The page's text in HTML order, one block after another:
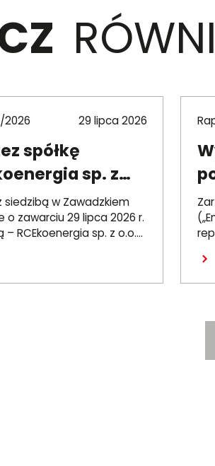
2026 29 lipca 2026
spółkę
sp. z
na
do miasta
siedzibą w Zawadzkiem
o zawarciu 29 lipca 2026 r.
– RCEkoenergia sp. z o.o.
Miejskiej sp. z o.o. z
Dziedzicach („PIM”),